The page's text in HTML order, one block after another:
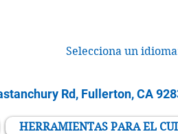
Selecciona un
Rd, Fullerton, CA
HERRAMIENTAS PARA EL